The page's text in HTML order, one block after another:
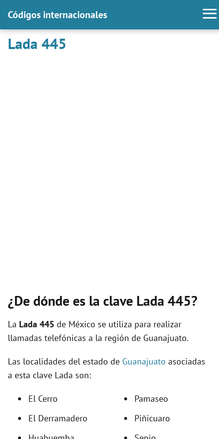
Códigos internacionales
Lada 445
¿De dónde es la clave Lada 445?
La Lada 445 de México se utiliza para realizar
llamadas telefónicas a la región de Guanajuato.
Las localidades del estado de Guanajuato asociadas
a esta clave Lada son:
El Cerro
El Derramadero
Pamaseo
Piñicuaro